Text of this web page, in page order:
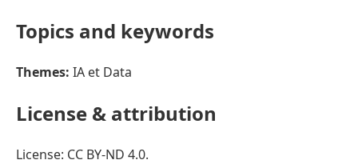
Topics and keywords
Themes: IA et Data
License & attribution
License: CC BY-ND 4.0.